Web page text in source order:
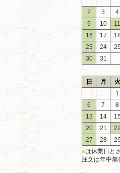
2
3 4
9
10 11
16
17
23
24
30
31
日
月 火
1
6
7 8
13
14
20
21 22
27
28 29
■は休業日と
注文は年中無